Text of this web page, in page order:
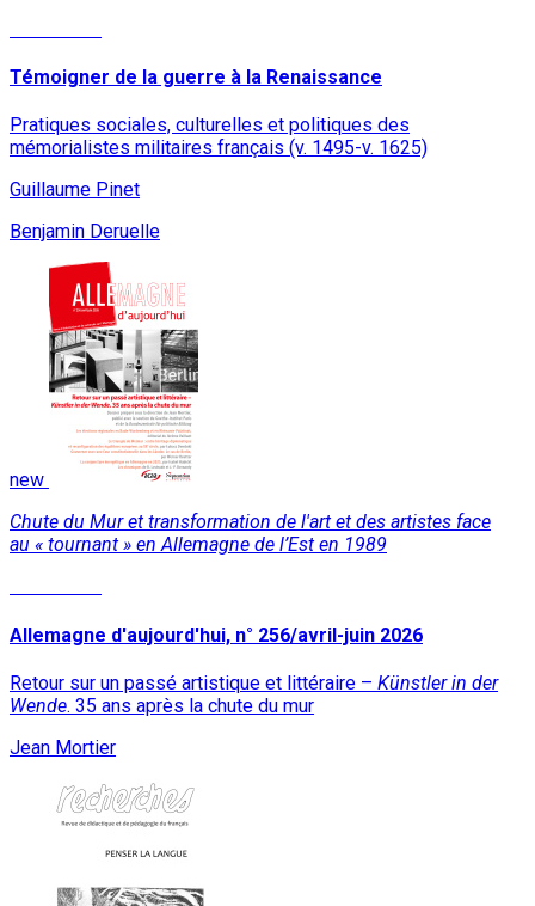
Témoigner de la guerre à la Renaissance
Pratiques sociales, culturelles et politiques des
mémorialistes militaires français (v. 1495-v. 1625)
Guillaume Pinet
Benjamin Deruelle
new
Chute du Mur et transformation de l'art et des artistes face
au « tournant » en Allemagne de l’Est en 1989
Allemagne d'aujourd'hui, n° 256/avril-juin 2026
Retour sur un passé artistique et littéraire – Künstler in der
Wende. 35 ans après la chute du mur
Jean Mortier